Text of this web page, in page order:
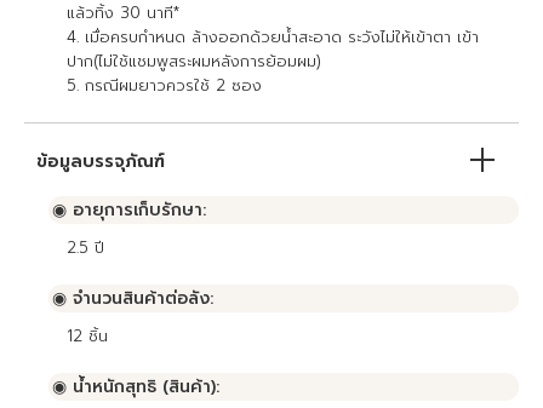
แล้วทิ้ง 30 นาที*
4. เมื่อครบกำหนด ล้างออกด้วยน้ำสะอาด ระวังไม่ให้เข้าตา เข้า
ปาก(ไม่ใช้แชมพูสระผมหลังการย้อมผม)
5. กรณีผมยาวควรใช้ 2 ซอง
ข้อมูลบรรจุภัณฑ์
◉ อายุการเก็บรักษา:
2.5 ปี
◉ จำนวนสินค้าต่อลัง:
12 ชิ้น
◉ น้ำหนักสุทธิ (สินค้า):